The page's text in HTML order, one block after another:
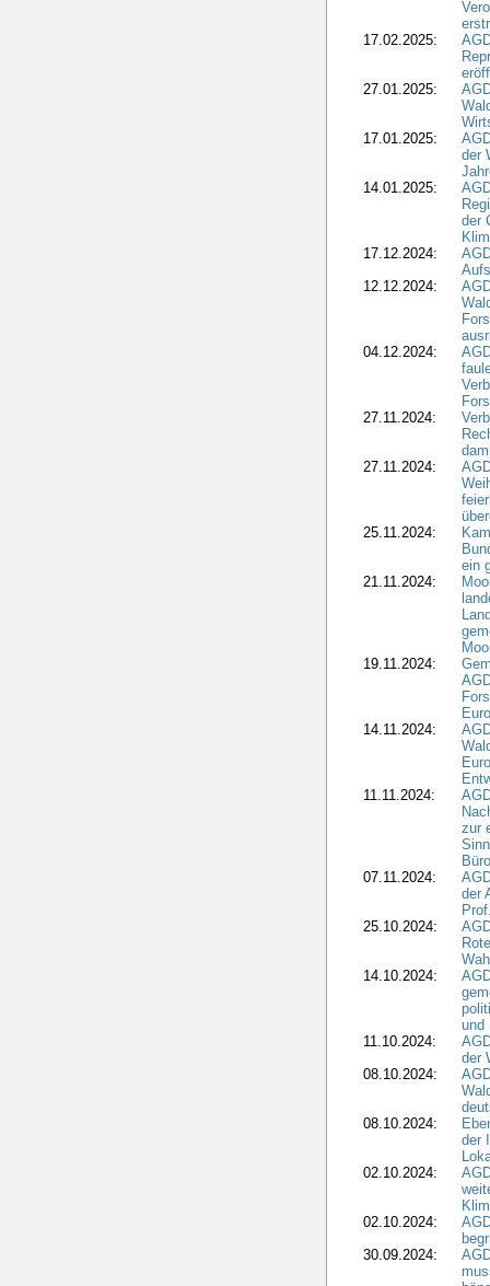
17.02.2025:
27.01.2025:
17.01.2025:
der
14.01.2025:
der
17.12.2024:
12.12.2024:
04.12.2024:
27.11.2024:
27.11.2024:
25.11.2024:
ein
21.11.2024:
19.11.2024:
14.11.2024:
11.11.2024:
zur
07.11.2024:
der
25.10.2024:
14.10.2024:
und
11.10.2024:
der
08.10.2024:
08.10.2024:
der
02.10.2024:
02.10.2024:
30.09.2024: